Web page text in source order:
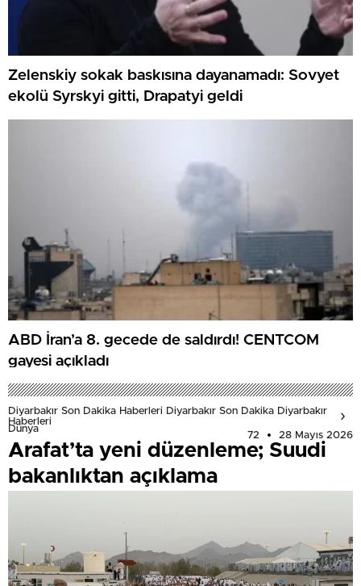
Zelenskiy sokak baskısına dayanamadı: Sovyet
ekolü Syrskyi gitti, Drapatyi geldi
ABD İran’a 8. gecede de saldırdı! CENTCOM
gayesi açıkladı
Diyarbakır Son Dakika Haberleri Diyarbakır Son Dakika Diyarbakır
Haberleri
Dünya
72 28 Mayıs 2026
Arafat’ta yeni düzenleme; Suudi
bakanlıktan açıklama